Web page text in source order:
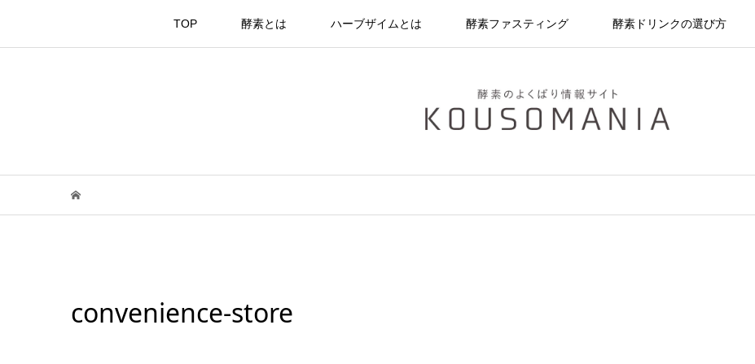
TOP 酵素とは ハーブザイムとは 酵素ファスティング 酵素ドリンクの選び方
convenience-store